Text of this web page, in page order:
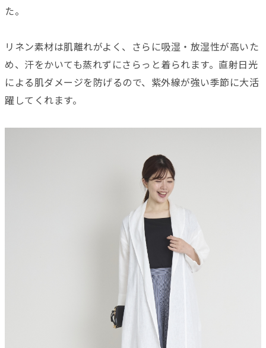
た。
リネン素材は肌離れがよく、さらに吸湿・放湿性が高いた
め、汗をかいても蒸れずにさらっと着られます。直射日光
による肌ダメージを防げるので、紫外線が強い季節に大活
躍してくれます。